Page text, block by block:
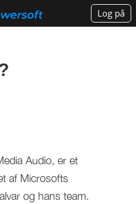
Log på
Audio, er et
af Microsofts
og hans team.